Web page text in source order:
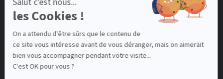
15 ans, nous mettons quotidiennement tout en œuvre
pour satisfaire les besoins de chacun.
Contactez-nous